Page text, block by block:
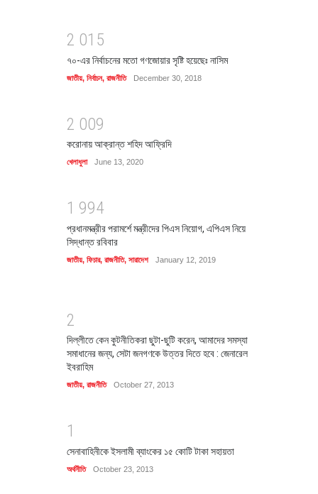
2 01 5
৭০-এর নির্বাচনের মতো গণজোয়ার সৃষ্টি হয়েছেঃ নাসিম
জাতীয়, নির্বাচন, রাজনীতি December 30, 2018
2 009
করোনায় আক্রান্ত শহিদ আফ্রিদি
খেলাধুলা June 13, 2020
1 994
প্রধানমন্ত্রীর পরামর্শে মন্ত্রীদের পিএস নিয়োগ, এপিএস নিয়ে
সিদ্ধান্ত রবিবার
জাতীয়, ফিচার, রাজনীতি, সারাদেশ January 12, 2019
2
দিল্লীতে কেন কুটনীতিকরা ছুটা-ছুটি করেন, আমাদের সমস্যা
সমাধানের জন্য, সেটা জনগণকে উত্তর দিতে হবে : জেনারেল
ইবরাহিম
জাতীয়, রাজনীতি October 27, 2013
1
সেনাবাহিনীকে ইসলামী ব্যাংকের ১৫ কোটি টাকা সহায়তা
অর্থনীতি October 23, 2013